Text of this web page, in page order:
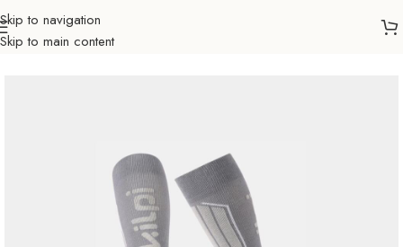
Skip to navigation
Skip to main content
Početna Sve za zimu